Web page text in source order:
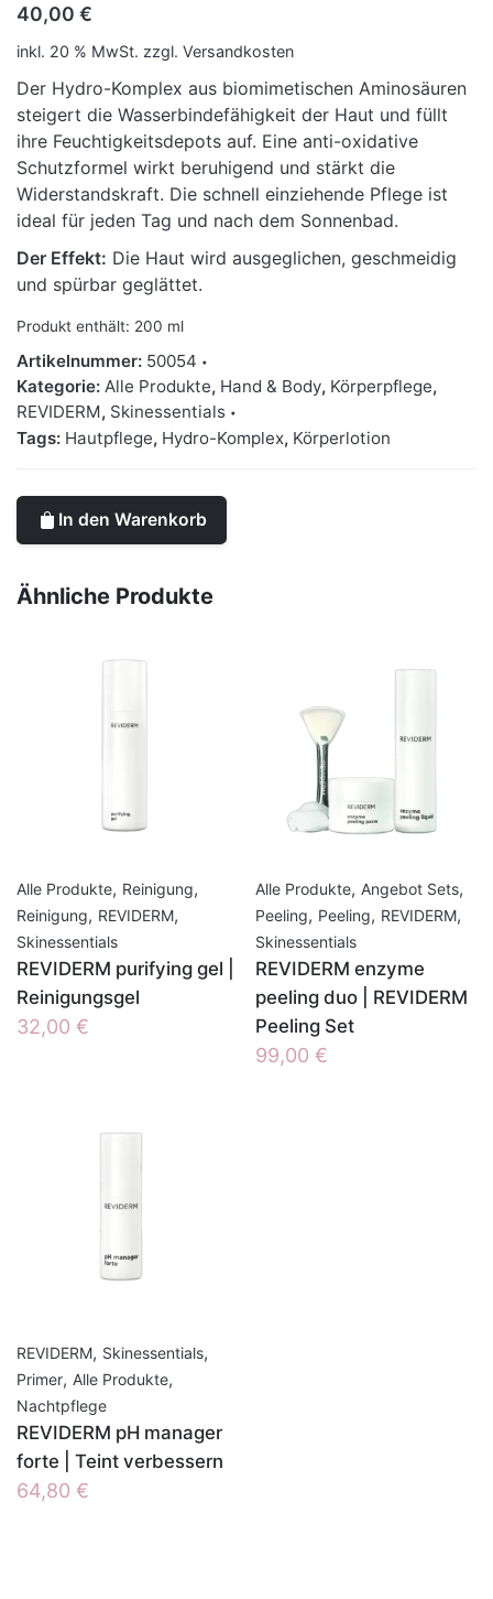
40,00 €
inkl. 20 % MwSt. zzgl. Versandkosten
Der Hydro-Komplex aus biomimetischen Aminosäuren
steigert die Wasserbindefähigkeit der Haut und füllt
ihre Feuchtigkeitsdepots auf. Eine anti-oxidative
Schutzformel wirkt beruhigend und stärkt die
Widerstandskraft. Die schnell einziehende Pflege ist
ideal für jeden Tag und nach dem Sonnenbad.
Der Effekt: Die Haut wird ausgeglichen, geschmeidig
und spürbar geglättet.
Produkt enthält: 200 ml
Artikelnummer: 50054
Kategorie: Alle Produkte, Hand & Body, Körperpflege,
REVIDERM, Skinessentials
Tags: Hautpflege, Hydro-Komplex, Körperlotion
In den Warenkorb
Ähnliche Produkte
Alle Produkte, Reinigung,
Reinigung, REVIDERM,
Skinessentials
REVIDERM purifying gel |
Reinigungsgel
32,00 €
Alle Produkte, Angebot Sets,
Peeling, Peeling, REVIDERM,
Skinessentials
REVIDERM enzyme
peeling duo | REVIDERM
Peeling Set
99,00 €
REVIDERM, Skinessentials,
Primer, Alle Produkte,
Nachtpflege
REVIDERM pH manager
forte | Teint verbessern
64,80 €